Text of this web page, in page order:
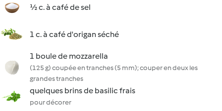
½ c. à café de sel
1 c. à café d'origan séché
1 boule de mozzarella
(125 g) coupée en tranches (5 mm); couper en deux les
grandes tranches
quelques brins de basilic frais
pour décorer